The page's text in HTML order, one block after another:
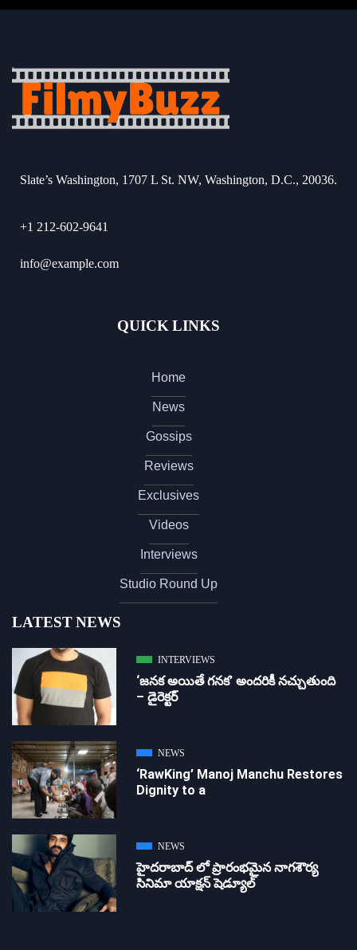
Slate’s Washington, 1707 L St. NW, Washington, D.C., 20036.
+1 212-602-9641
info@example.com
QUICK LINKS
Home
News
Gossips
Reviews
Exclusives
Videos
Interviews
Studio Round Up
LATEST NEWS
INTERVIEWS
‘జ‌న‌క అయితే గ‌న‌క‌’ అందరికీ నచ్చుతుంది
– డైరెక్ట‌ర్
NEWS
‘RawKing’ Manoj Manchu Restores
Dignity to a
NEWS
హైదరాబాద్ లో ప్రారంభమైన నాగశౌర్య
సినిమా యాక్షన్ షెడ్యూల్